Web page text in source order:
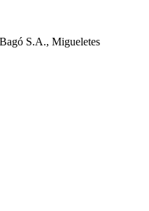
S.A., Migueletes